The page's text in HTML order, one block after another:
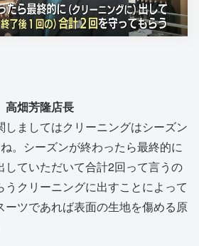
畑芳隆店長
しましてはクリーニングはシーズン
。シーズンが終わったら最終的に
していただいて合計2回って言うの
うクリーニングに出すことによって
ーツであれば表面の生地を傷める原